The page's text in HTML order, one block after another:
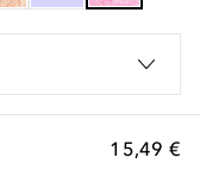
15,49 €